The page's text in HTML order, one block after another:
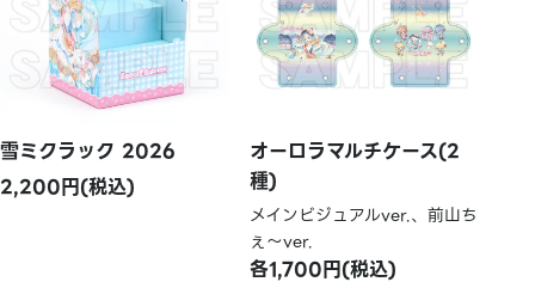
雪ミクラック 2026
2,200円(税込)
オーロラマルチケース(2
種)
メインビジュアルver.、前山ち
ぇ～ver.
各1,700円(税込)